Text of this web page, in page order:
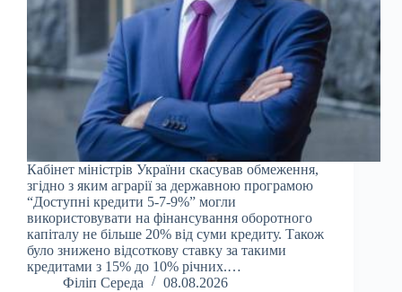
Кабінет міністрів України скасував обмеження,
згідно з яким аграрії за державною програмою
“Доступні кредити 5-7-9%” могли
використовувати на фінансування оборотного
капіталу не більше 20% від суми кредиту. Також
було знижено відсоткову ставку за такими
кредитами з 15% до 10% річних.…
Філіп Середа
08.08.2026